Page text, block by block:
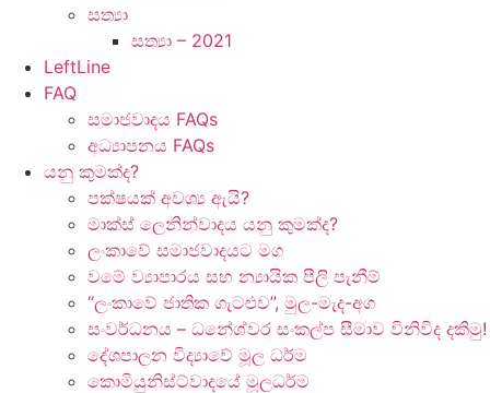
සත්‍යා
සත්‍යා – 2021
LeftLine
FAQ
සමාජවාදය FAQs
අධ්‍යාපනය FAQs
යනු කුමක්ද?
පක්ෂයක් අවශ්‍ය ඇයි?
මාක්ස් ලෙනින්වාදය යනු කුමක්ද?
ලංකාවේ සමාජවාදයට මග
වමේ ව්‍යාපාරය සහ න්‍යායික පීලි පැනීම්
“ලංකාවේ ජාතික ගැටළුව”, මුල-මැද-අග
සංවර්ධනය – ධනේශ්වර සංකල්ප සීමාව විනිවිද දකිමු!
දේශපාලන විද්‍යාවේ මූල ධර්ම
කොමියුනිස්ට්වාදයේ මූලධර්ම